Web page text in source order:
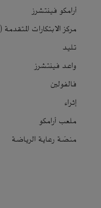
أرامكو فينتشرز
مركز الابتكارات المتقدمة (LAB7)
تليد
واعد فينتشرز
فالفولين
إثراء
ملعب أرامكو
منصّة رعاية الرياضة